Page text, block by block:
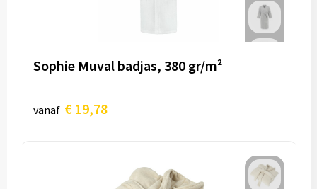
Sophie Muval badjas, 380 gr/m²
vanaf € 19,78